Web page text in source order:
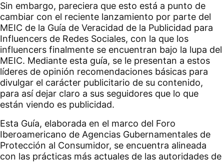
Sin embargo, pareciera que esto está a punto de
cambiar con el reciente lanzamiento por parte del
MEIC de la Guía de Veracidad de la Publicidad para
Influencers de Redes Sociales, con la que los
influencers finalmente se encuentran bajo la lupa del
MEIC. Mediante esta guía, se le presentan a estos
líderes de opinión recomendaciones básicas para
divulgar el carácter publicitario de su contenido,
para así dejar claro a sus seguidores que lo que
están viendo es publicidad.
Esta Guía, elaborada en el marco del Foro
Iberoamericano de Agencias Gubernamentales de
Protección al Consumidor, se encuentra alineada
con las prácticas más actuales de las autoridades de